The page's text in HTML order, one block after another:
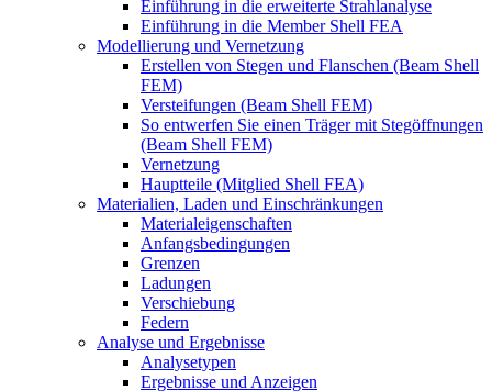
Einführung in die erweiterte Strahlanalyse
Einführung in die Member Shell FEA
Modellierung und Vernetzung
Erstellen von Stegen und Flanschen (Beam Shell
FEM)
Versteifungen (Beam Shell FEM)
So entwerfen Sie einen Träger mit Stegöffnungen
(Beam Shell FEM)
Vernetzung
Hauptteile (Mitglied Shell FEA)
Materialien, Laden und Einschränkungen
Materialeigenschaften
Anfangsbedingungen
Grenzen
Ladungen
Verschiebung
Federn
Analyse und Ergebnisse
Analysetypen
Ergebnisse und Anzeigen